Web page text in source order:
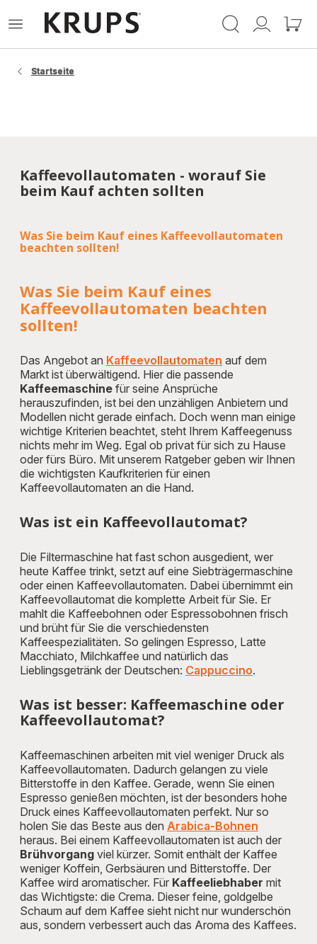
Mein
Mein
Das
Startseite
Kaffeevollautomaten - worauf Sie
beim Kauf achten sollten
Was Sie beim Kauf eines Kaffeevollautomaten
beachten sollten!
Was Sie beim Kauf eines
Kaffeevollautomaten beachten
sollten!
Das Angebot an Kaffeevollautomaten auf dem
Markt ist überwältigend. Hier die passende
Kaffeemaschine für seine Ansprüche
herauszufinden, ist bei den unzähligen Anbietern und
Modellen nicht gerade einfach. Doch wenn man einige
wichtige Kriterien beachtet, steht Ihrem Kaffeegenuss
nichts mehr im Weg. Egal ob privat für sich zu Hause
oder fürs Büro. Mit unserem Ratgeber geben wir Ihnen
die wichtigsten Kaufkriterien für einen
Kaffeevollautomaten an die Hand.
Was ist ein Kaffeevollautomat?
Die Filtermaschine hat fast schon ausgedient, wer
heute Kaffee trinkt, setzt auf eine Siebträgermaschine
oder einen Kaffeevollautomaten. Dabei übernimmt ein
Kaffeevollautomat die komplette Arbeit für Sie. Er
mahlt die Kaffeebohnen oder Espressobohnen frisch
und brüht für Sie die verschiedensten
Kaffeespezialitäten. So gelingen Espresso, Latte
Macchiato, Milchkaffee und natürlich das
Lieblingsgetränk der Deutschen: Cappuccino.
Was ist besser: Kaffeemaschine oder
Kaffeevollautomat?
Kaffeemaschinen arbeiten mit viel weniger Druck als
Kaffeevollautomaten. Dadurch gelangen zu viele
Bitterstoffe in den Kaffee. Gerade, wenn Sie einen
Espresso genießen möchten, ist der besonders hohe
Druck eines Kaffeevollautomaten perfekt. Nur so
holen Sie das Beste aus den Arabica-Bohnen
heraus. Bei einem Kaffeevollautomaten ist auch der
Brühvorgang viel kürzer. Somit enthält der Kaffee
weniger Koffein, Gerbsäuren und Bitterstoffe. Der
Kaffee wird aromatischer. Für Kaffeeliebhaber mit
das Wichtigste: die Crema. Dieser feine, goldgelbe
Schaum auf dem Kaffee sieht nicht nur wunderschön
aus, sondern verbessert auch das Aroma des Kaffees.